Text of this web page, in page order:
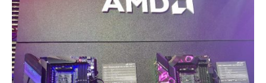
신
제
품